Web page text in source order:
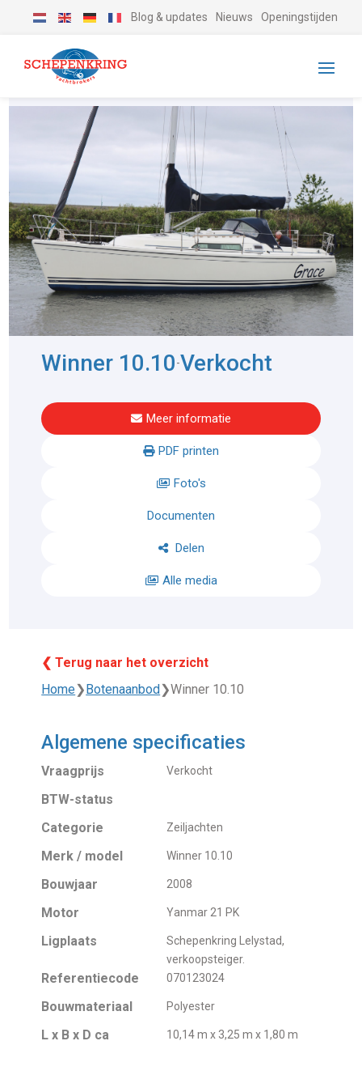
Blog & updates Nieuws Openingstijden
Winner 10.10-Verkocht
Meer informatie
PDF printen
Foto's
Documenten
Delen
Alle media
❮ Terug naar het overzicht
Home❯Botenaanbod❯Winner 10.10
Algemene specificaties
Vraagprijs Verkocht
BTW-status
Categorie
Zeiljachten
Merk / model Winner 10.10
Bouwjaar 2008
Motor Yanmar 21 PK
Ligplaats
Schepenkring Lelystad,
verkoopsteiger.
Referentiecode 070123024
Bouwmateriaal Polyester
L x B x D ca 10,14 m x 3,25 m x 1,80 m